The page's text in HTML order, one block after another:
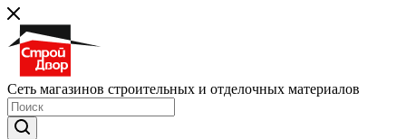
Сеть магазинов строительных и отделочных материалов